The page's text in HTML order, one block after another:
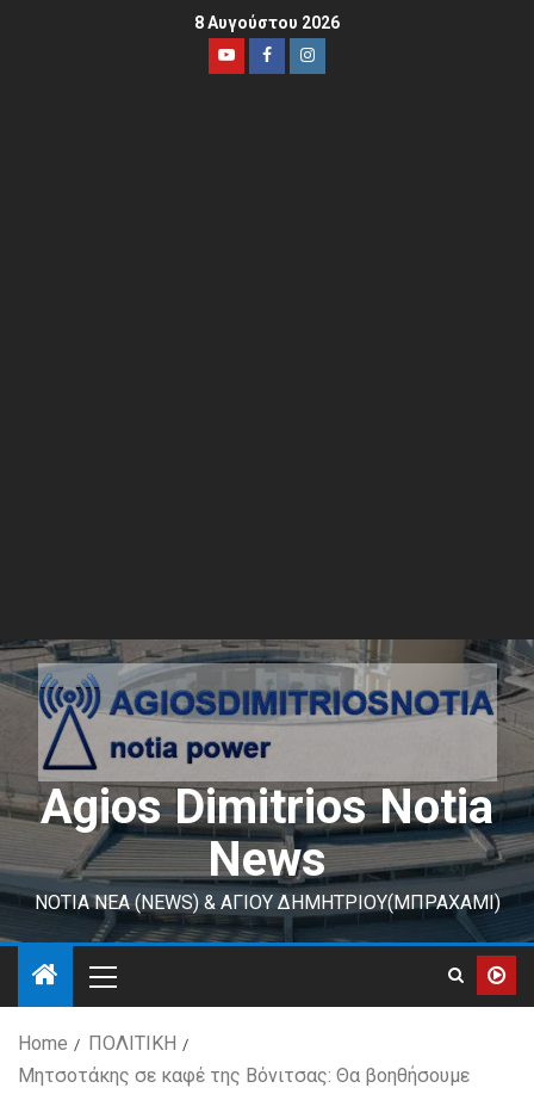
8 Αυγούστου 2026
Agios Dimitrios Notia
News
ΝΟΤΙΑ ΝΕΑ (NEWS) & ΑΓΙΟΥ ΔΗΜΗΤΡΙΟΥ(ΜΠΡΑΧΑΜΙ)
Home
ΠΟΛΙΤΙΚΗ
Μητσοτάκης σε καφέ της Βόνιτσας: Θα βοηθήσουμε